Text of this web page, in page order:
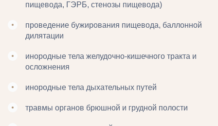
пищевода, ГЭРБ, стенозы пищевода)
проведение бужирования пищевода, баллонной
дилятации
инородные тела желудочно-кишечного тракта и
осложнения
инородные тела дыхательных путей
травмы органов брюшной и грудной полости